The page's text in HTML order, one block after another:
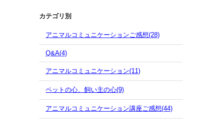
カテゴリ別
アニマルコミュニケーションご感想(28)
Q&A(4)
アニマルコミュニケーション(11)
ペットの心、飼い主の心(9)
アニマルコミュニケーション講座ご感想(44)